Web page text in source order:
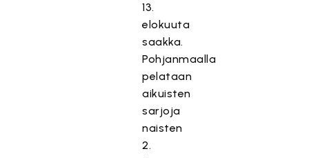
13.
elokuuta
saakka.
Pohjanmaalla
pelataan
aikuisten
sarjoja
naisten
2.